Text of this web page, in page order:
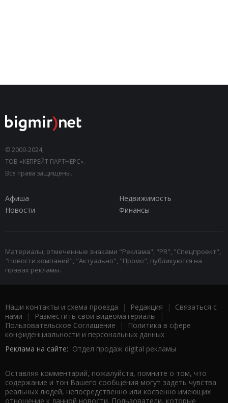
© 2000-2024,
ТОВ «КЕПРЕЙТ ПАРТНЕРС».
Все права защищены.
Афиша
Недвижимость
Новости
Финансы
Материалы, отмеченные знаками "Реклама", "PR", "Спецпроект",
"Новости компаний", "Актуально", "Промо", публикуются на
правах рекламы.
Наши контакты и схема проезда | Редакция | Связаться с
нами | Разместить свои видеоматериалы |
Пользовательское Соглашение |
Политика в сфере
конфиденциальности и персональных данных
Реклама на сайте: Отдел продаж digital рекламы
Оставляя комментарий, пожалуйста, помните о том, что
содержание и тон Вашего сообщения могут задеть чувства
реальных людей, непосредственно или косвенно имеющих
отношение к данной новости. Пользователи, которые